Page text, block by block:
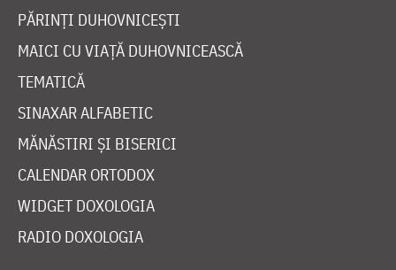
PĂRINȚI DUHOVNICEȘTI
MAICI CU VIAȚĂ DUHOVNICEASCĂ
TEMATICĂ
SINAXAR ALFABETIC
MĂNĂSTIRI ȘI BISERICI
CALENDAR ORTODOX
WIDGET DOXOLOGIA
RADIO DOXOLOGIA